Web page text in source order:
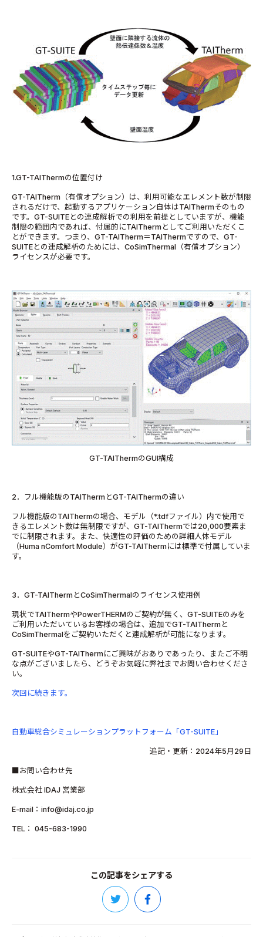
1.GT-TAIThermの位置付け
GT-TAITherm（有償オプション）は、利用可能なエレメント数が制限
されるだけで、起動するアプリケーション自体はTAIThermそのもの
です。GT-SUITEとの連成解析での利用を前提としていますが、機能
制限の範囲内であれば、付属的にTAIThermとしてご利用いただくこ
とができます。つまり、GT-TAITherm＝TAIThermですので、GT-
SUITEとの連成解析のためには、CoSimThermal（有償オプション）
ライセンスが必要です。
GT-TAIThermのGUI構成
2．フル機能版のTAIThermとGT-TAIThermの違い
フル機能版のTAIThermの場合、モデル（*.tdfファイル）内で使用で
きるエレメント数は無制限ですが、GT-TAIThermでは20,000要素ま
でに制限されます。また、快適性の評価のための詳細人体モデル
（Huma nComfort Module）がGT-TAIThermには標準で付属していま
す。
3．GT-TAIThermとCoSimThermalのライセンス使用例
現状でTAIThermやPowerTHERMのご契約が無く、GT-SUITEのみを
ご利用いただいているお客様の場合は、追加でGT-TAIThermと
CoSimThermalをご契約いただくと連成解析が可能になります。
GT-SUITEやGT-TAIThermにご興味がおありであったり、またご不明
な点がございましたら、どうぞお気軽に弊社までお問い合わせくださ
い。
次回に続きます。
自動車総合シミュレーションプラットフォーム「GT-SUITE」
追記・更新：2024年5月29日
■お問い合わせ先
株式会社 IDAJ 営業部
E-mail：info@idaj.co.jp
TEL： 045-683-1990
この記事をシェアする